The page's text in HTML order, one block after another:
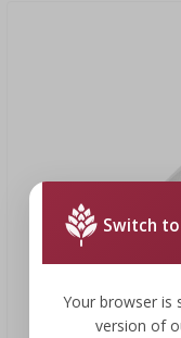
Switch
Your browser is
version of